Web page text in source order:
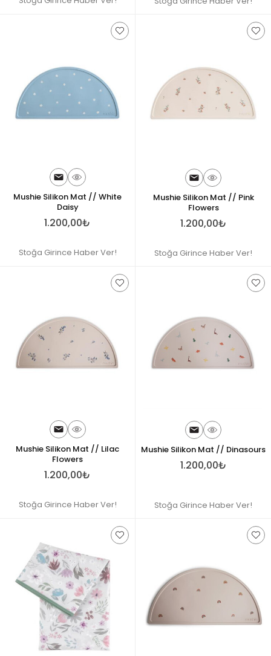
Mushie Silikon Mat // White
Daisy
1.200,00₺
Stoğa Girince Haber Ver!
Mushie Silikon Mat // Pink
Flowers
1.200,00₺
Stoğa Girince Haber Ver!
Mushie Silikon Mat // Lilac
Flowers
1.200,00₺
Stoğa Girince Haber Ver!
Mushie Silikon Mat // Dinasours
1.200,00₺
Stoğa Girince Haber Ver!